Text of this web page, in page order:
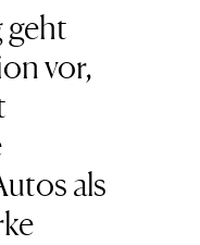
geht
vor,
als